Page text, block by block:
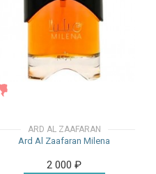
ARD AL ZAAFARAN
Ard Al Zaafaran Milena
2 000₽